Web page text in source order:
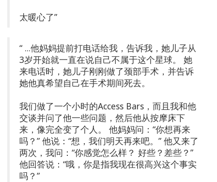
太暖心了”
“ ...他妈妈提前打电话给我，告诉我，她儿子从
3岁开始就一直在说自己不属于这个星球。 她
来电话时，她儿子刚刚做了颈部手术，并告诉
她他真希望自己在手术期间死去。
我们做了一个小时的Access Bars，而且我和他
交谈并问了他一些问题，然后他从按摩床下
来，像完全变了个人。 他妈妈问：“你想再来
吗？” 他说：“想，我们明天再来吧。” 他又来了
两次，我问：“你感觉怎么样？ 好些？差些？”
他回答说：“哦，你是指我现在很高兴这个事实
吗？”